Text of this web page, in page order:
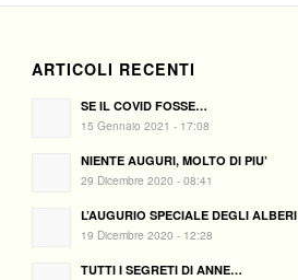
ARTICOLI RECENTI
SE IL COVID FOSSE…
15 Gennaio 2021 - 17:08
NIENTE AUGURI, MOLTO DI PIU’
29 Dicembre 2020 - 08:41
L’AUGURIO SPECIALE DEGLI ALBERI
19 Dicembre 2020 - 12:28
TUTTI I SEGRETI DI ANNE…